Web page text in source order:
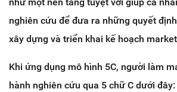
như một nền tảng tuyệt vời giúp cá
nghiên cứu để đưa ra những quyết
xây dựng và triển khai kế hoạch
Khi ứng dụng mô hình 5C, người làm
hành nghiên cứu qua 5 chữ C dưới đây: